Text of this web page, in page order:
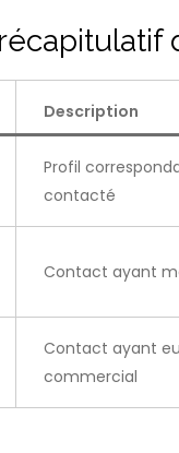
Description
Profil
contacté
Contact ayant
Contact ayant
commercial